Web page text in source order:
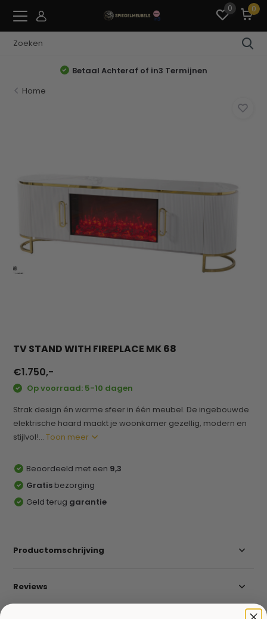
0 0
Betaal Achteraf of in3 Termijnen
Home
TV STAND WITH FIREPLACE MK 68
€1.750,-
Op voorraad: 5-10 dagen
Strak design én warme sfeer in één meubel. De ingebouwde
elektrische haard maakt je woonkamer gezellig, modern en
stijlvol!...Toon meer
Beoordeeld met een 9,3
Gratis bezorging
Geld terug garantie
Productomschrijving
Reviews